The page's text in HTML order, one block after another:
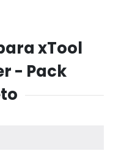
xTool
- Pack